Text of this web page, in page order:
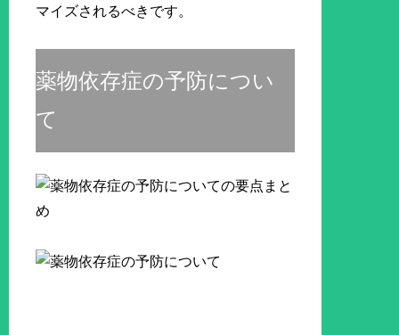
マイズされるべきです。
薬物依存症の予防につい
て